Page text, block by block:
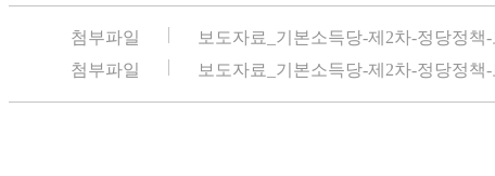
첨부파일 보도자료_기본소득당-제2차-정당정책
첨부파일
보도자료_기본소득당-제2차-정당정책